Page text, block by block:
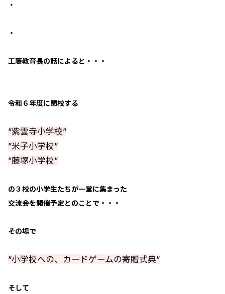
・
・
工藤教育長の話によると・・・
令和６年度に閉校する
”紫雲寺小学校”
”米子小学校”
”藤塚小学校”
の３校の小学生たちが一堂に集まった
交流会を開催予定とのことで・・・
その場で
”小学校への、カードゲームの寄贈式典”
そして